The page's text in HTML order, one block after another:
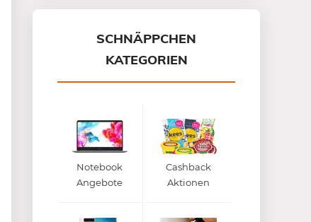
SCHNÄPPCHEN
KATEGORIEN
Notebook
Angebote
Cashback
Aktionen